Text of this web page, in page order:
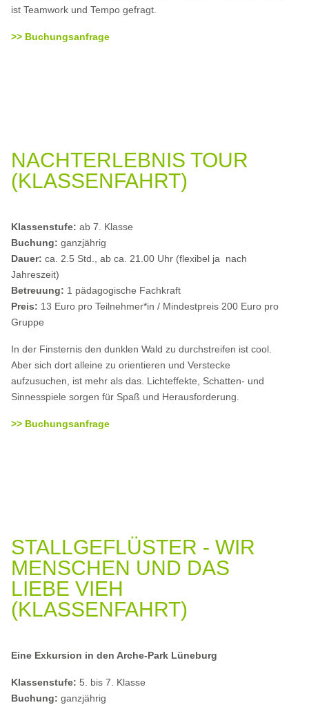
ist Teamwork und Tempo gefragt.
>> Buchungsanfrage
NACHTERLEBNIS TOUR
(KLASSENFAHRT)
Klassenstufe:ab 7. Klasse
Buchung:ganzjährig
Dauer:ca. 2.5 Std., ab ca. 21.00 Uhr (flexibel ja nach
Jahreszeit)
Betreuung: 1 pädagogische Fachkraft
Preis: 13 Euro pro Teilnehmer*in / Mindestpreis 200 Euro pro
Gruppe
In der Finsternis den dunklen Wald zu durchstreifen ist cool.
Aber sich dort alleine zu orientieren und Verstecke
aufzusuchen, ist mehr als das. Lichteffekte, Schatten- und
Sinnesspiele sorgen für Spaß und Herausforderung.
>> Buchungsanfrage
STALLGEFLÜSTER - WIR
MENSCHEN UND DAS
LIEBE VIEH
(KLASSENFAHRT)
Eine Exkursion in den Arche-Park Lüneburg
Klassenstufe: 5. bis 7. Klasse
Buchung:ganzjährig